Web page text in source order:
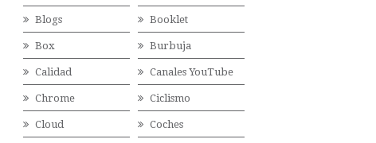
Blogs Booklet
Box Burbuja
Calidad Canales YouTube
Chrome Ciclismo
Cloud Coches